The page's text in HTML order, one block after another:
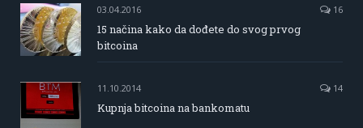
03.04.2016 16
15 načina kako da dođete do svog prvog
bitcoina
11.10.2014 14
Kupnja bitcoina na bankomatu